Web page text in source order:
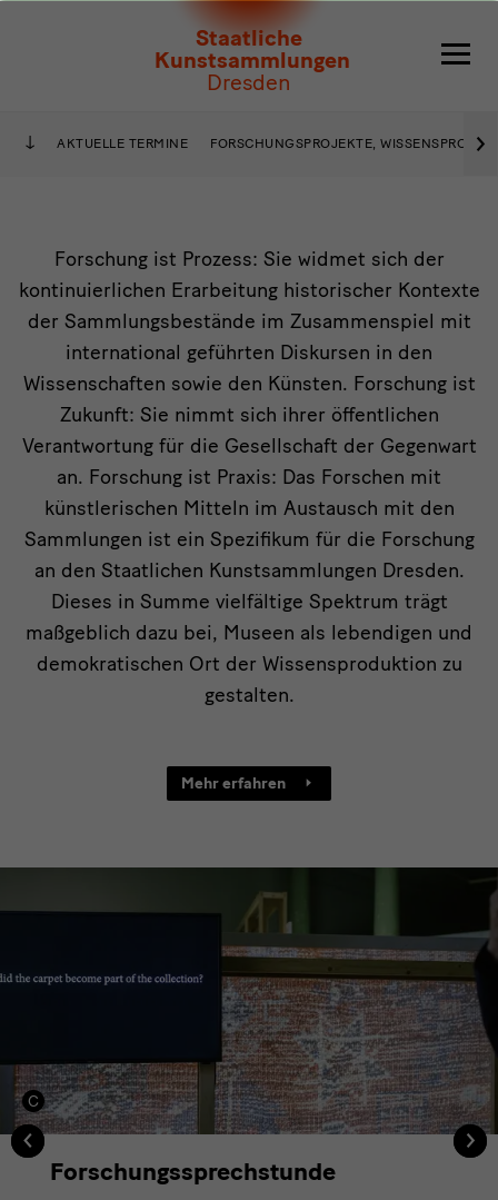
Staatliche
Kunstsammlungen
Dresden
AKTUELLE TERMINE FORSCHUNGSPROJEKTE, ›
Forschung
und
wissenschaftliche
Kooperation
Forschung ist Prozess: Sie widmet sich der
kontinuierlichen Erarbeitung historischer Kontexte
der Sammlungsbestände im Zusammenspiel mit
international geführten Diskursen in den
Wissenschaften sowie den Künsten. Forschung ist
Zukunft: Sie nimmt sich ihrer öffentlichen
Verantwortung für die Gesellschaft der Gegenwart
an. Forschung ist Praxis: Das Forschen mit
künstlerischen Mitteln im Austausch mit den
Sammlungen ist ein Spezifikum für die Forschung
an den Staatlichen Kunstsammlungen Dresden.
Dieses in Summe vielfältige Spektrum trägt
maßgeblich dazu bei, Museen als lebendigen und
demokratischen Ort der Wissensproduktion zu
gestalten.
Mehr erfahren
aktuelles
einem
verwenden
Sie
zum
Navigieren
‹
‹
Forschungssprechstunde
›
›